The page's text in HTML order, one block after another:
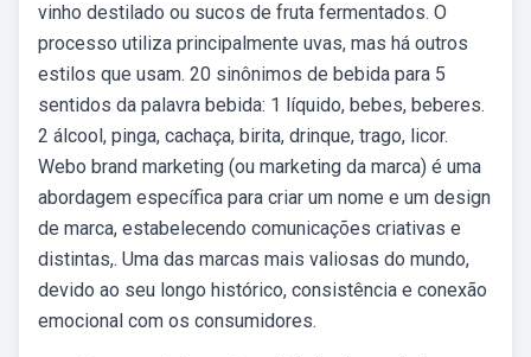
vinho destilado ou sucos de fruta fermentados. O
processo utiliza principalmente uvas, mas há outros
estilos que usam. 20 sinônimos de bebida para 5
sentidos da palavra bebida: 1 líquido, bebes, beberes.
2 álcool, pinga, cachaça, birita, drinque, trago, licor.
Webo brand marketing (ou marketing da marca) é uma
abordagem específica para criar um nome e um design
de marca, estabelecendo comunicações criativas e
distintas,. Uma das marcas mais valiosas do mundo,
devido ao seu longo histórico, consistência e conexão
emocional com os consumidores.